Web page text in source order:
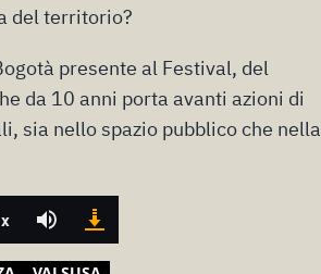
del territorio?
presente al Festival, del
da 10 anni porta avanti azioni di
sia nello spazio pubblico che nella